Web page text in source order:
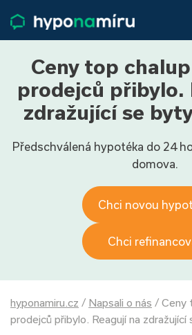
Životní pojištění
Pojištění nemovitosti
Články
O nás
800 688 388
Přihlásit
Ceny top
prodejců přibylo.
zdražující se
Předschválená hypotéka do 24
domova.
Chci novou
Chci
hyponamiru.cz / Napsali o nás / Ceny
prodejců přibylo. Reagují na